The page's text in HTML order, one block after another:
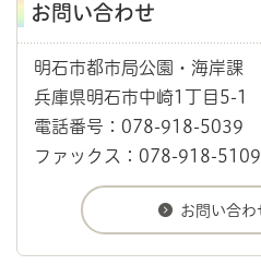
お問い合わせ
明石市都市局公園・海岸課
兵庫県明石市中崎1丁目5-1
電話番号：078-918-5039
ファックス：078-918-5109